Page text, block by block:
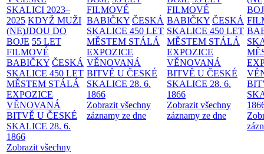
SKALICI 2023–
2025 KDYŽ MUŽI
(NE)JDOU DO
BOJE 55 LET
FILMOVÉ
BABIČKY ČESKÁ
SKALICE 450 LET
MĚSTEM STÁLÁ
EXPOZICE
VĚNOVANÁ
BITVĚ U ČESKÉ
SKALICE 28. 6.
1866
Zobrazit všechny
FILMOVÉ
BABIČKY ČESKÁ
SKALICE 450 LET
MĚSTEM STÁLÁ
EXPOZICE
VĚNOVANÁ
BITVĚ U ČESKÉ
SKALICE 28. 6.
1866
Zobrazit všechny
záznamy ze dne
FILMOVÉ
BABIČKY ČESKÁ
SKALICE 450 LET
MĚSTEM STÁLÁ
EXPOZICE
VĚNOVANÁ
BITVĚ U ČESKÉ
SKALICE 28. 6.
1866
Zobrazit všechny
záznamy ze dne